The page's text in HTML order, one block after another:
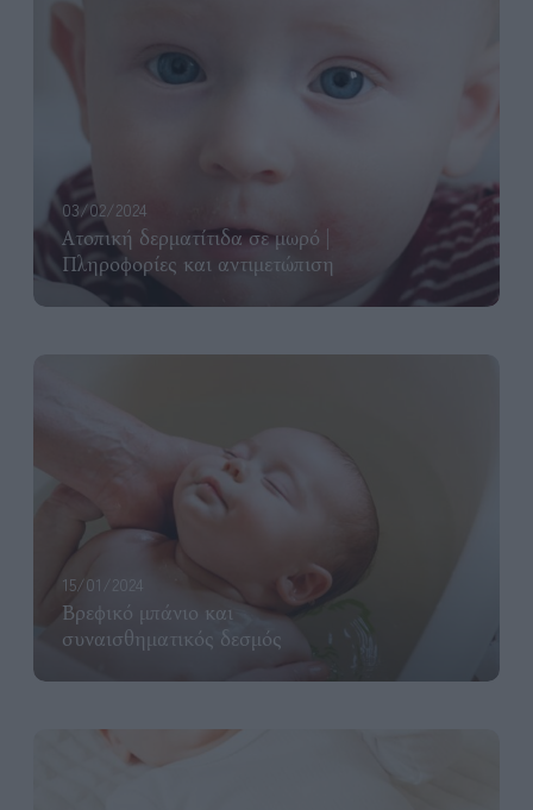
03/02/2024
Ατοπική δερματίτιδα σε μωρό |
Πληροφορίες και αντιμετώπιση
15/01/2024
Βρεφικό μπάνιο και
συναισθηματικός δεσμός